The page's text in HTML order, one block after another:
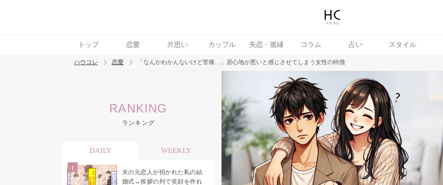
トップ 恋愛 片思い カップル 失恋・復縁 コラム 占い スタイル
トレンド ワード
ハウコレ 恋愛 「なんかわかんないけど苦痛…」居心地が悪いと感じさせてしまう女性の特徴
RANKING
ランキング
DAILY WEEKLY
夫の元恋人が招かれた私の結
婚式→挨拶の列で笑顔を作れ